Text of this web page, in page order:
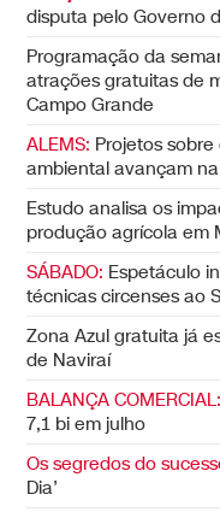
disputa pelo Governo
Programação da
atrações gratuitas de
Campo Grande
ALEMS: Projetos
ambiental avançam
Estudo analisa os
produção agrícola em
SÁBADO: Espetáculo
técnicas circenses ao
Zona Azul gratuita já
de Naviraí
BALANÇA COMERCIAL:
7,1 bi em julho
Os segredos do
Dia’